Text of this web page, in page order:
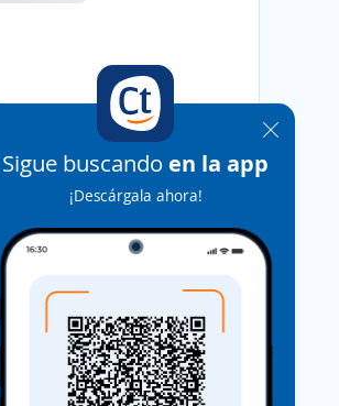
Sigue buscando en la app
¡Descárgala ahora!